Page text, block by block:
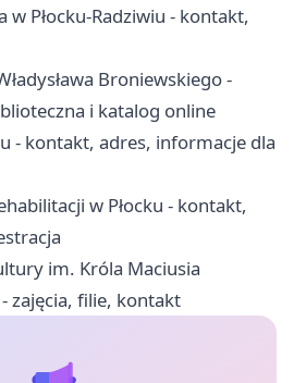
w Płocku-Radziwiu - kontakt,
Broniewskiego -
i katalog online
- kontakt, adres, informacje dla
w Płocku - kontakt,
im. Króla Maciusia
zajęcia, filie, kontakt